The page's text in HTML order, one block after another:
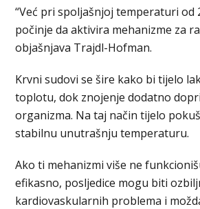
“Već pri spoljašnjoj temperaturi od
počinje da aktivira mehanizme za
objašnjava Trajdl-Hofman.
Krvni sudovi se šire kako bi tijelo
toplotu, dok znojenje dodatno
organizma. Na taj način tijelo
stabilnu unutrašnju temperaturu.
Ako ti mehanizmi više ne
efikasno, posljedice mogu biti
kardiovaskularnih problema i